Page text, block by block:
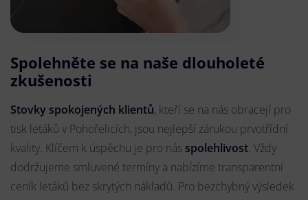
Spolehněte se na naše dlouholeté
zkušenosti
Stovky spokojených klientů, kteří se na nás obracejí pro
tisk letáků v Pohořelicích, jsou nejlepší zárukou prvotřídní
kvality. Klíčem k úspěchu je pro nás spolehlivost. Vždy
dodržujeme smluvené termíny a nabízíme transparentní
ceník letáků bez skrytých nákladů. Pro bezchybný výsledek